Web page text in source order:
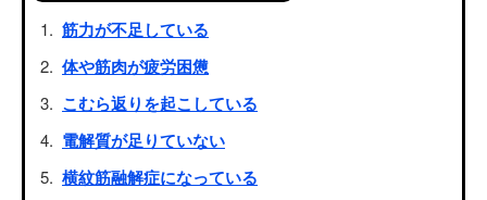
筋力が不足している
体や筋肉が疲労困憊
こむら返りを起こしている
電解質が足りていない
横紋筋融解症になっている